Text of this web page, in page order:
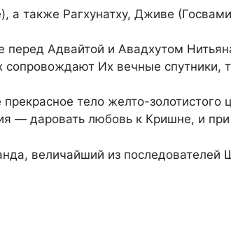
также Рагхунатху, Дживе
Адвайтой и Авадхутом
Их вечные спутники,
тело желто-золотистого
— даровать любовь к Кришне, и
величайший из